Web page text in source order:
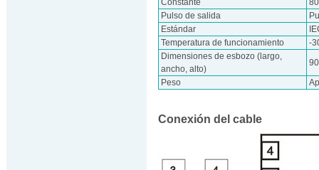
Constante
Pulso de salida
Estándar
Temperatura de funcionamiento
-
Dimensiones de esbozo (largo,
ancho, alto)
Peso
Conexión del cable